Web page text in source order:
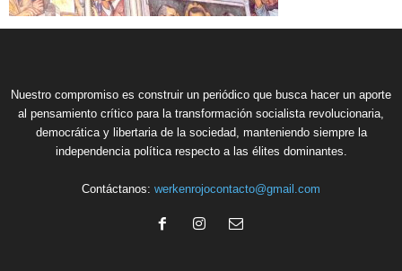
Nuestro compromiso es construir un periódico que busca hacer un aporte
al pensamiento crítico para la transformación socialista revolucionaria,
democrática y libertaria de la sociedad, manteniendo siempre la
independencia política respecto a las élites dominantes.
Contáctanos: werkenrojocontacto@gmail.com